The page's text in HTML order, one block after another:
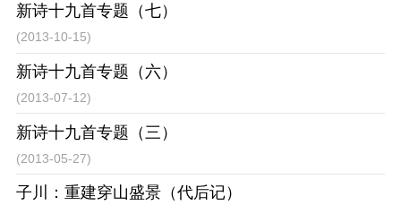
新诗十九首专题（七）
(2013-10-15)
新诗十九首专题（六）
(2013-07-12)
新诗十九首专题（三）
(2013-05-27)
子川：重建穿山盛景（代后记）